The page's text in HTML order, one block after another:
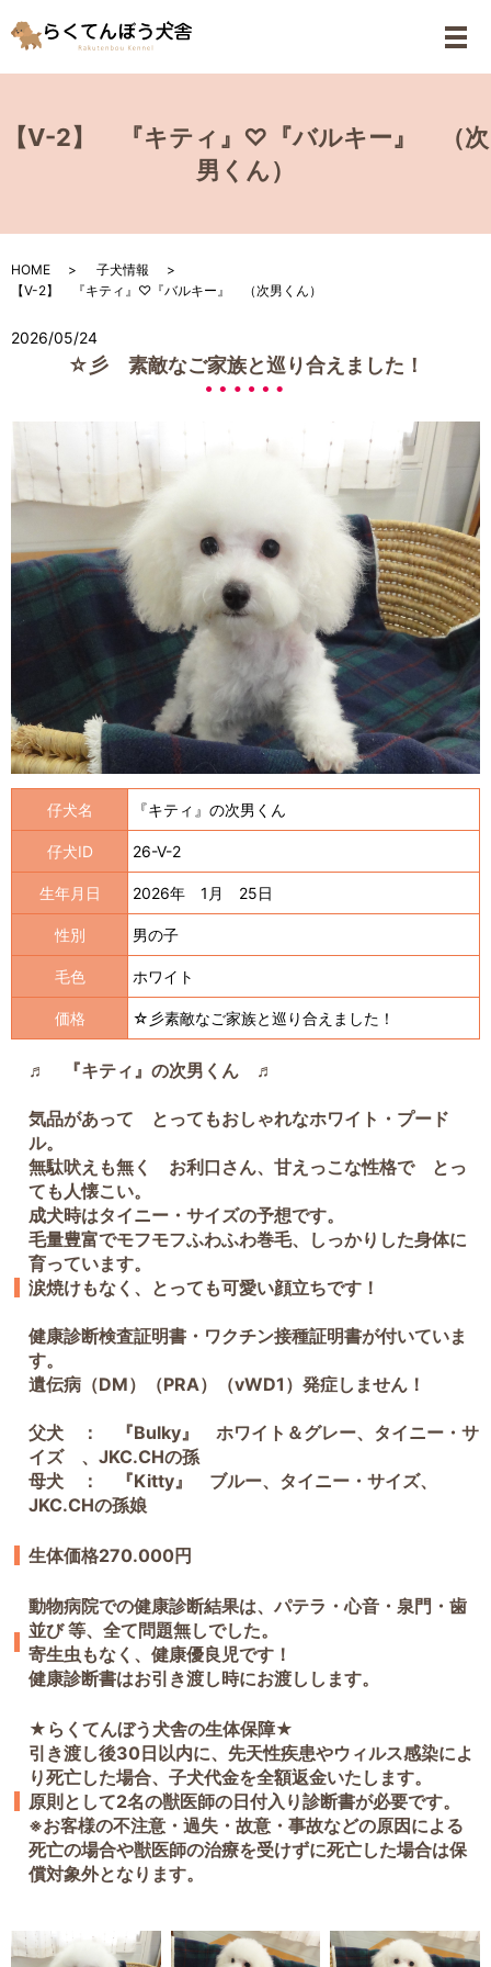
メ
【V-2】 『キティ』♡『バルキー』 （次
男くん）
HOME
子犬情報
【V-2】 『キティ』♡『バルキー』 （次男くん）
2026/05/24
☆彡 素敵なご家族と巡り合えました！
仔犬名 『キティ』の次男くん
仔犬ID 26-V-2
生年月日 2026年 1月 25日
性別 男の子
毛色 ホワイト
価格 ☆彡素敵なご家族と巡り合えました！
♬ 『キティ』の次男くん ♬
気品があって とってもおしゃれなホワイト・プード
ル。
無駄吠えも無く お利口さん、甘えっこな性格で とっ
ても人懐こい。
成犬時はタイニー・サイズの予想です。
毛量豊富でモフモフふわふわ巻毛、しっかりした身体に
育っています。
涙焼けもなく、とっても可愛い顔立ちです！
健康診断検査証明書・ワクチン接種証明書が付いていま
す。
遺伝病（DM）（PRA）（vWD1）発症しません！
父犬 ： 『Bulky』 ホワイト＆グレー、タイニー・サ
イズ 、JKC.CHの孫
母犬 ： 『Kitty』 ブルー、タイニー・サイズ、
JKC.CHの孫娘
生体価格270.000円
動物病院での健康診断結果は、パテラ・心音・泉門・歯
並び 等、全て問題無しでした。
寄生虫もなく、健康優良児です！
健康診断書はお引き渡し時にお渡しします。
★らくてんぼう犬舎の生体保障★
引き渡し後30日以内に、先天性疾患やウィルス感染によ
り死亡した場合、子犬代金を全額返金いたします。
原則として2名の獣医師の日付入り診断書が必要です。
※お客様の不注意・過失・故意・事故などの原因による
死亡の場合や獣医師の治療を受けずに死亡した場合は保
償対象外となります。